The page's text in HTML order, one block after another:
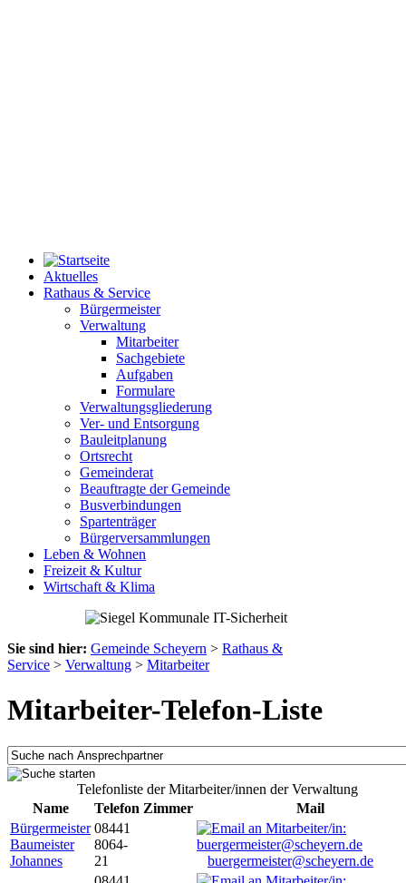
Aktuelles
Rathaus & Service
Bürgermeister
Verwaltung
Mitarbeiter
Sachgebiete
Aufgaben
Formulare
Verwaltungsgliederung
Ver- und Entsorgung
Bauleitplanung
Ortsrecht
Gemeinderat
Beauftragte der Gemeinde
Busverbindungen
Spartenträger
Bürgerversammlungen
Leben & Wohnen
Freizeit & Kultur
Wirtschaft & Klima
Sie sind hier: Gemeinde Scheyern > Rathaus &
Service > Verwaltung > Mitarbeiter
Mitarbeiter-Telefon-Liste
Telefonliste der Mitarbeiter/innen der Verwaltung
Name
Telefon Zimmer
Mail
Bürgermeister
Baumeister
Johannes
08441
8064-
21
buergermeister@scheyern.de